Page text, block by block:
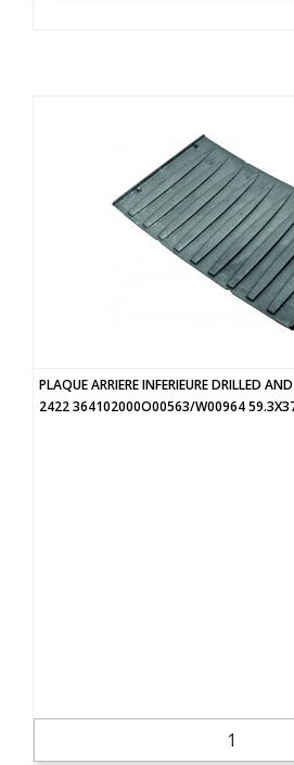
PLAQUE ARRIERE INFERIEURE DRILLED
2422 364102000O00563/W00964